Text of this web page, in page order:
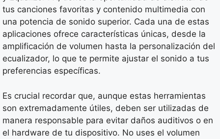
tus canciones favoritas y contenido multimedia con
una potencia de sonido superior. Cada una de estas
aplicaciones ofrece características únicas, desde la
amplificación de volumen hasta la personalización del
ecualizador, lo que te permite ajustar el sonido a tus
preferencias específicas.
Es crucial recordar que, aunque estas herramientas
son extremadamente útiles, deben ser utilizadas de
manera responsable para evitar daños auditivos o en
el hardware de tu dispositivo. No uses el volumen